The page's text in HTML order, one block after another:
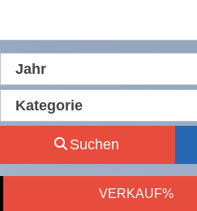
Jahr
Kategorie
Suchen
VERKAUF%